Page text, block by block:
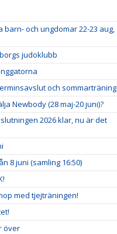
och ungdomar 22-23 aug,
judoklubb
och sommarträning
Newbody (28 maj-20 juni)?
2026 klar, nu är det
8 juni (samling 16:50)
med tjejträningen!
över